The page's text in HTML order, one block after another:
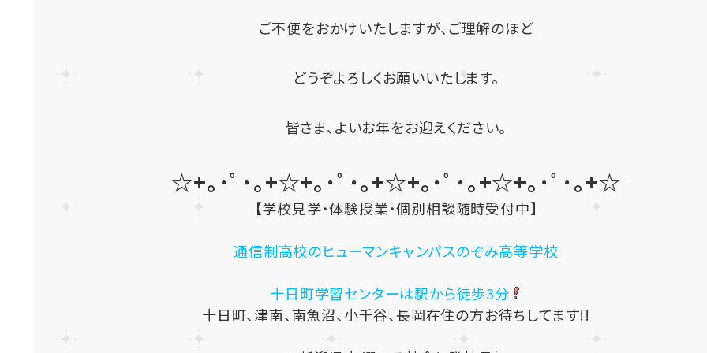
ご不便をおかけいたしますが、ご理解のほど
どうぞよろしくお願いいたします。
皆さま、よいお年をお迎えください。
☆+｡･ﾟ･｡+☆+｡･ﾟ･｡+☆+｡･ﾟ･｡+☆+｡･ﾟ･｡+☆
【学校見学・体験授業・個別相談随時受付中】
通信制高校のヒューマンキャンパスのぞみ高等学校
十日町学習センターは駅から徒歩3分
十日町、津南、南魚沼、小千谷、長岡在住の方お待ちしてます!!